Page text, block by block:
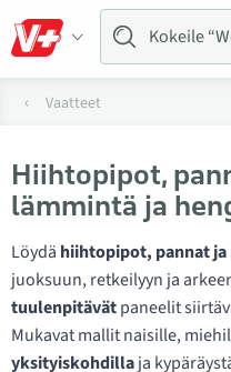
Vaatteet
Hiihtopipot,
lämmintä ja
Löydä hiihtopipot, pannat
juoksuun, retkeilyyn ja
tuulenpitävätpaneelit
Mukavat mallit naisille,
yksityiskohdillaja